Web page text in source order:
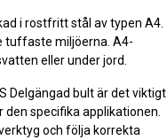
i rostfritt stål av typen A4.
tuffaste miljöerna. A4-
eller under jord.
Delgängad bult är det viktigt
specifika applikationen.
och följa korrekta